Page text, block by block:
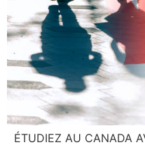
ÉTUDIEZ AU CANADA